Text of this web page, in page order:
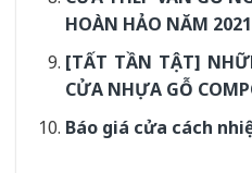
HOÀN HẢO NĂM 2021
[TẤT TẦN TẬT]
CỬA NHỰA GỖ
Báo giá cửa cách